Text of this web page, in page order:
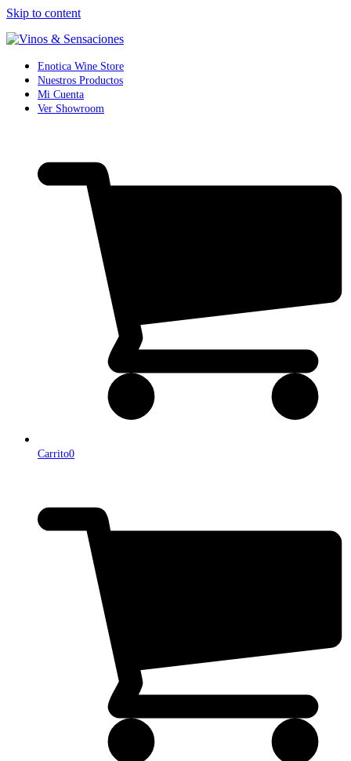
Skip to content
Enotica Wine Store
Nuestros Productos
Mi Cuenta
Ver Showroom
Carrito0